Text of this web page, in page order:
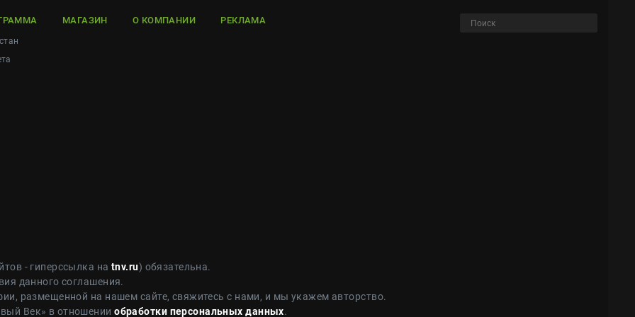
МАГАЗИН О КОМПАНИИ РЕКЛАМА
- гиперссылка на tnv.ru) обязательна.
данного соглашения.
размещенной на нашем сайте, свяжитесь с нами, и мы укажем авторство.
Век» в отношенииобработки персональных данных.